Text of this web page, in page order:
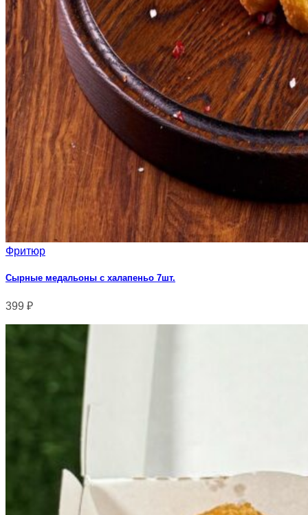
Фритюр
Сырные медальоны с халапеньо 7шт.
399 ₽